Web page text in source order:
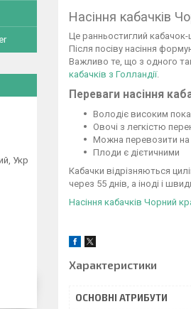
Насіння кабачків
Це ранньостиглий кабачок-
Після посіву насіння
Важливо те, що з одного
кабачків з Голландії.
Переваги насіння
Володіє високим
Овочі з легкістю
Можна перевозити на
Плоди є дієтичними
Кабачки відрізняються
через 55 днів, а іноді і
Насіння кабачків Чорний
Характеристики
ОСНОВНІ АТРИБУТИ
Укр